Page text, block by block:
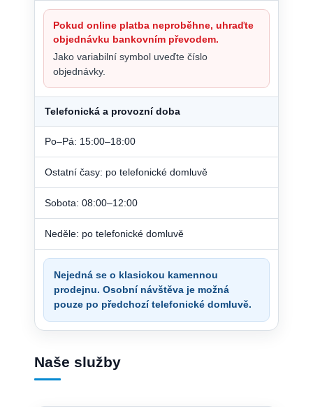
Pokud online platba neproběhne, uhraďte
objednávku bankovním převodem.
Jako variabilní symbol uveďte číslo
objednávky.
Telefonická a provozní doba
Po–Pá: 15:00–18:00
Ostatní časy: po telefonické domluvě
Sobota: 08:00–12:00
Neděle: po telefonické domluvě
Nejedná se o klasickou kamennou
prodejnu. Osobní návštěva je možná
pouze po předchozí telefonické domluvě.
Naše služby